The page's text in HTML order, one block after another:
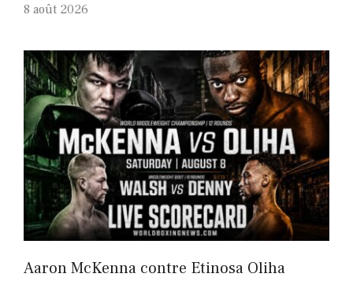
8 août 2026
Aaron McKenna contre Etinosa Oliha